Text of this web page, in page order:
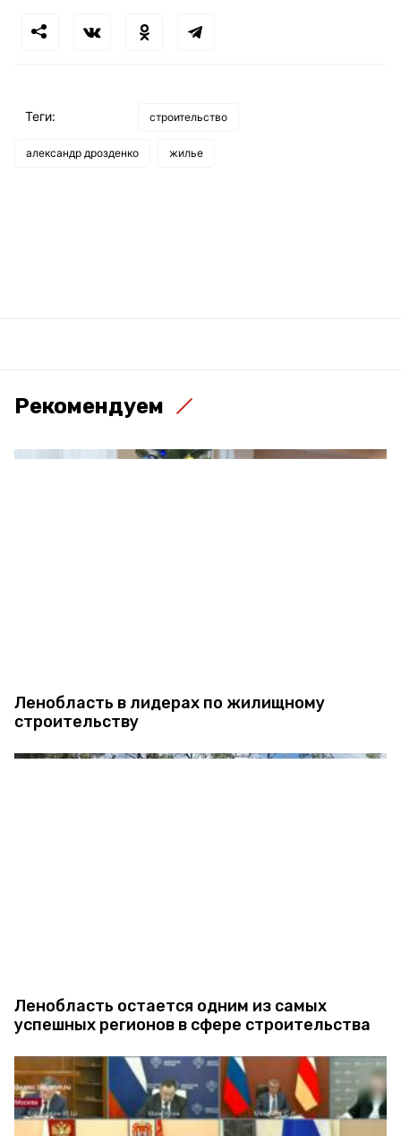
Теги: строительство
александр дрозденко жилье
Рекомендуем
Ленобласть в лидерах по жилищному
строительству
Ленобласть остается одним из самых
успешных регионов в сфере строительства